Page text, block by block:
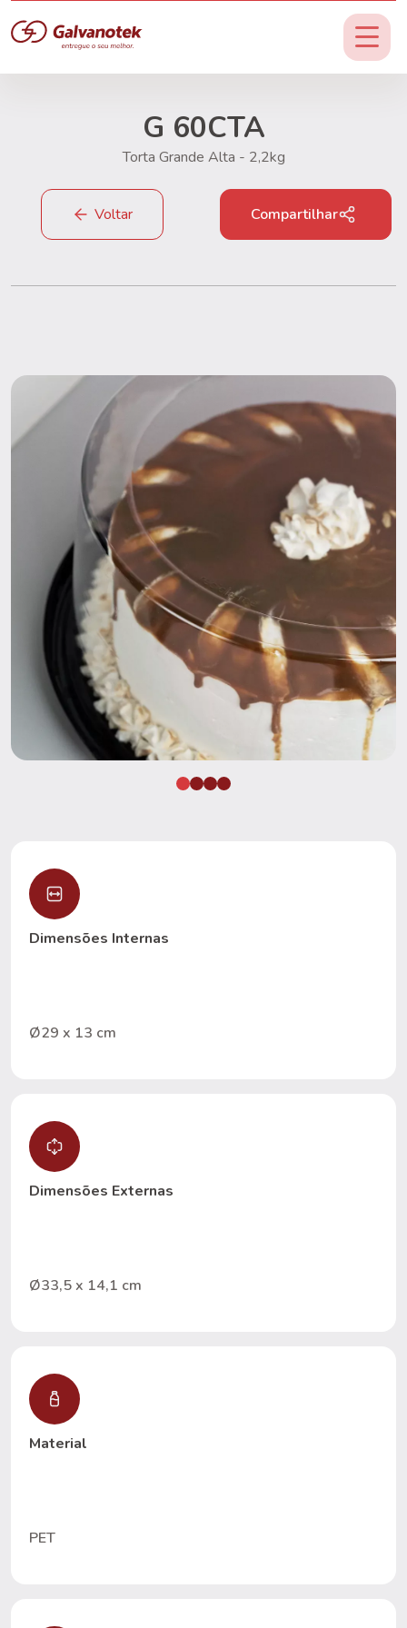
Voltar
G 60CTA
Torta Grande Alta - 2,2kg
Compartilhar
Dimensões Internas
Ø29 x 13 cm
Dimensões Externas
Ø33,5 x 14,1 cm
Material
PET